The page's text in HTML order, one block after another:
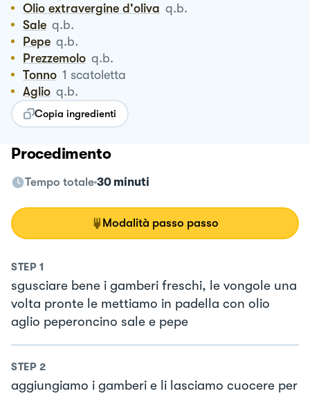
Olio extravergine d'oliva q.b.
Sale q.b.
Pepe q.b.
Prezzemolo q.b.
Tonno 1 scatoletta
Aglio q.b.
Copia ingredienti
Procedimento
Tempo totale 30 minuti
Modalità passo passo
STEP 1
sgusciare bene i gamberi freschi, le vongole una
volta pronte le mettiamo in padella con olio
aglio peperoncino sale e pepe
STEP 2
aggiungiamo i gamberi e li lasciamo cuocere per